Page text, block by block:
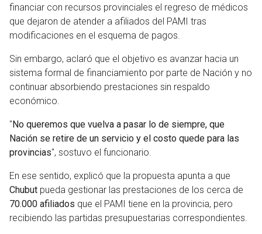
financiar con recursos provinciales el regreso de médicos
que dejaron de atender a afiliados del PAMI tras
modificaciones en el esquema de pagos.
Sin embargo, aclaró que el objetivo es avanzar hacia un
sistema formal de financiamiento por parte de Nación y no
continuar absorbiendo prestaciones sin respaldo
económico.
" No queremos que vuelva a pasar lo de siempre, que
Nación se retire de un servicio y el costo quede para las
provincias", sostuvo el funcionario.
En ese sentido, explicó que la propuesta apunta a que
Chubut pueda gestionar las prestaciones de los cerca de
70.000 afiliados que el PAMI tiene en la provincia, pero
recibiendo las partidas presupuestarias correspondientes.